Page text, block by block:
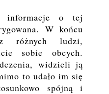
informacje o tej
W końcu
różnych ludzi,
sobie obcych.
widzieli ją
to udało im się
spójną i